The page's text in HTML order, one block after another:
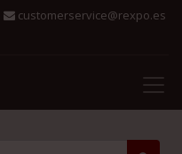
customerservice@rexpo.es